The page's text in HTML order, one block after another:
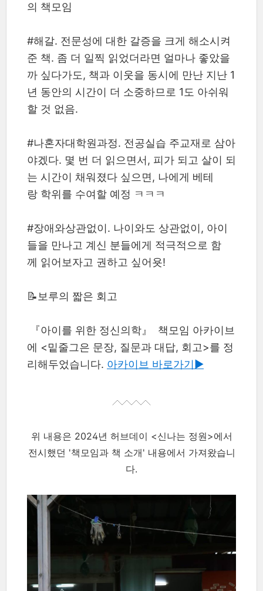
의 책모임
#해갈. 전문성에 대한 갈증을 크게 해소시켜
준 책. 좀 더 일찍 읽었더라면 얼마나 좋았을
까 싶다가도, 책과 이웃을 동시에 만난 지난 1
년 동안의 시간이 더 소중하므로 1도 아쉬워
할 것 없음.
#나혼자대학원과정. 전공실습 주교재로 삼아
야겠다. 몇 번 더 읽으면서, 피가 되고 살이 되
는 시간이 채워졌다 싶으면, 나에게 베테
랑 학위를 수여할 예정 ㅋㅋㅋ
#장애와상관없이. 나이와도 상관없이, 아이
들을 만나고 계신 분들에게 적극적으로 함
께 읽어보자고 권하고 싶어욧!
📝보루의 짧은 회고
『아이를 위한 정신의학』 책모임 아카이브
에 <밑줄그은 문장, 질문과 대답, 회고>를 정
리해두었습니다. 아카이브 바로가기▶︎
위 내용은 2024년 허브데이 <신나는 정원>에서
전시했던 '책모임과 책 소개' 내용에서 가져왔습니
다.